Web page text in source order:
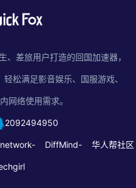
差旅用户打造的回国加速器，
松满足影音娱乐、国服游戏、
网络使用需求。
2092494950
DiffMind- 华人帮社区